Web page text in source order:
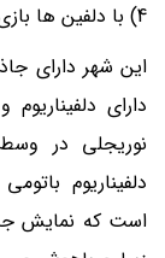
4) با دلفین ها بازی کنید.
این شهر دارای
دارای
نوریجلی در
دلفیناریوم
است که نمایش